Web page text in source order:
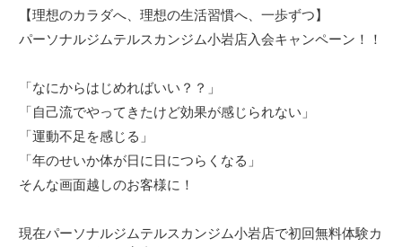
【理想のカラダへ、理想の生活習慣へ、一歩ずつ】
パーソナルジムテルスカンジム小岩店入会キャンペーン！！
「なにからはじめればいい？？」
「自己流でやってきたけど効果が感じられない」
「運動不足を感じる」
「年のせいか体が日に日につらくなる」
そんな画面越しのお客様に！
現在パーソナルジムテルスカンジム小岩店で初回無料体験カ